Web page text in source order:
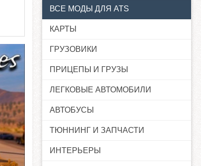
ВСЕ МОДЫ ДЛЯ ATS
КАРТЫ
ГРУЗОВИКИ
ПРИЦЕПЫ И ГРУЗЫ
ЛЕГКОВЫЕ АВТОМОБИЛИ
АВТОБУСЫ
ТЮННИНГ И ЗАПЧАСТИ
ИНТЕРЬЕРЫ